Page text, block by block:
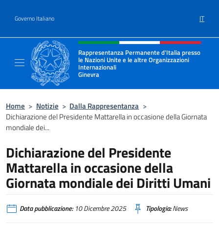
Governo Italiano IT
Intestazione sito, social e menù
Rappresentanza Permanente d'Italia presso
le Nazioni Unite e le altre Organizzazioni
Internazionali
Ginevra
Il sito ufficiale della Rappresentanza Onu
Home > Notizie > Dalla Rappresentanza >
Dichiarazione del Presidente Mattarella in occasione della Giornata
mondiale dei...
Dichiarazione del Presidente
Mattarella in occasione della
Giornata mondiale dei Diritti Umani
Data pubblicazione:10 Dicembre 2025 Tipologia:News